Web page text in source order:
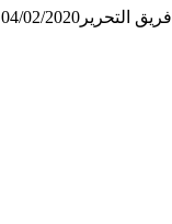
فريق التحرير 04/02/2020